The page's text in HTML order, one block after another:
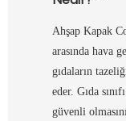
Ahşap Kapak
arasında hava
gıdaların
eder. Gıda
güvenli